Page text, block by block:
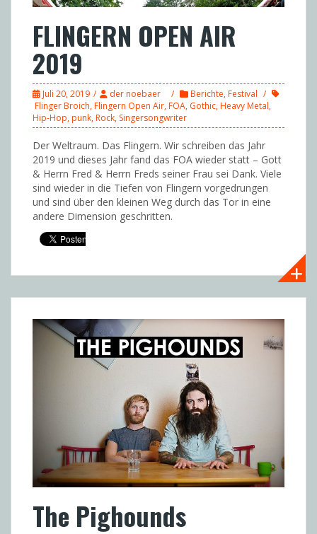
FLINGERN OPEN AIR
2019
Juli 20, 2019 der noebaer Berichte,Festival
Flinger Broich,Flingern Open Air,FOA, Gothic,Heavy Metal,
Hip-Hop,punk,Rock, Singersongwriter
Der Weltraum. Das Flingern. Wir schreiben das Jahr
2019 und dieses Jahr fand das FOA wieder statt – Gott
& Herrn Fred & Herrn Freds seiner Frau sei Dank. Viele
sind wieder in die Tiefen von Flingern vorgedrungen
und sind über den kleinen Weg durch das Tor in eine
andere Dimension geschritten.
The Pighounds